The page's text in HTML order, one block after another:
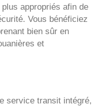
appropriés afin de
Vous bénéficiez
bien sûr en
et
service transit intégré,